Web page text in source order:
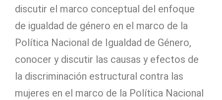
discutir el marco conceptual del enfoque
de igualdad de género en el marco de la
Política Nacional de Igualdad de Género,
conocer y discutir las causas y efectos de
la discriminación estructural contra las
mujeres en el marco de la Política Nacional